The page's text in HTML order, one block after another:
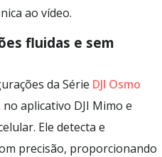
ao vídeo.
fluidas e sem
da Série DJI Osmo
no aplicativo DJI Mimo e
Ele detecta e
precisão, proporcionando